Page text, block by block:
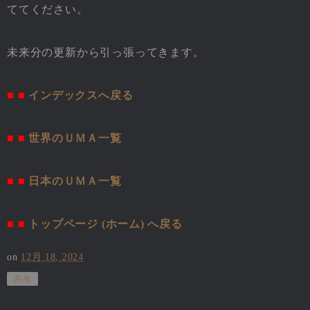
ててください。
未来分の更新から引っ張ってきます。
■ ■ インデックスへ戻る
■ ■ 世界のＵＭＡ一覧
■ ■ 日本のＵＭＡ一覧
■ ■ トップページ (ホーム) へ戻る
on 12月 18, 2024
共有